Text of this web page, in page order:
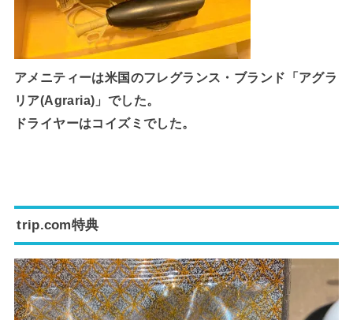
アメニティーは米国のフレグランス・ブランド「アグラ
リア(Agraria)」でした。
ドライヤーはコイズミでした。
trip.com特典